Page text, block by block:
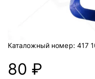
Каталожный номер: 417
80 ₽